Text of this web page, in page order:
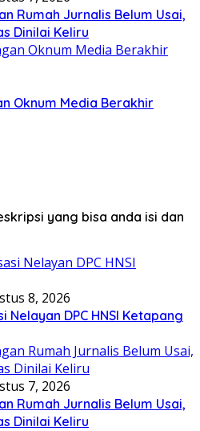
Rumah Jurnalis Belum Usai,
Dinilai Keliru
Oknum Media Berakhir
yang bisa anda isi dan
8, 2026
Nelayan DPC HNSI Ketapang
7, 2026
Rumah Jurnalis Belum Usai,
Dinilai Keliru